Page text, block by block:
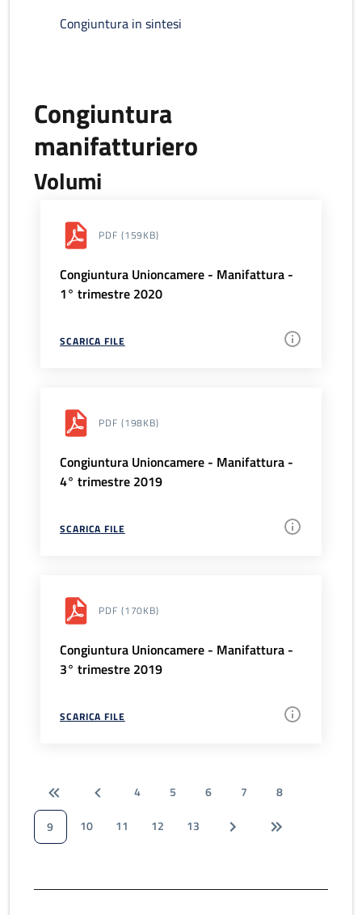
Congiuntura in sintesi
Congiuntura
manifatturiero
Volumi
PDF (159KB)
Congiuntura Unioncamere - Manifattura -
1° trimestre 2020
SCARICA FILE
PDF (198KB)
Congiuntura Unioncamere - Manifattura -
4° trimestre 2019
SCARICA FILE
PDF (170KB)
Congiuntura Unioncamere - Manifattura -
3° trimestre 2019
SCARICA FILE
4 5 6 7
8
9
10 11 12 13